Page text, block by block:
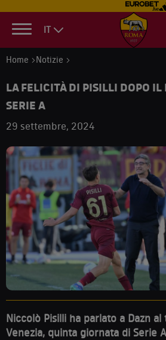
IT
Home Notizie
LA FELICITÀ DI PISILLI DOPO IL
SERIE A
29 settembre, 2024
Niccolò Pisilli ha parlato a Dazn
Venezia, quinta giornata di Serie